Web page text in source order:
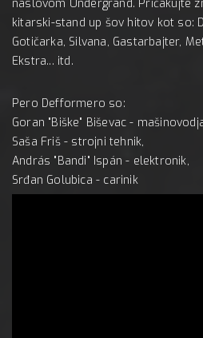
naslovom Undergrand. Pričakujte
kitarski-stand up šov hitov kot so:
Gotičarka, Silvana, Gastarbajter,
Ekstra... itd.
Pero Defformero so:
Goran "Biške" Biševac -
Saša Friš - strojni tehnik,
András "Bandi" Ispán - elektronik,
Srđan Golubica - carinik